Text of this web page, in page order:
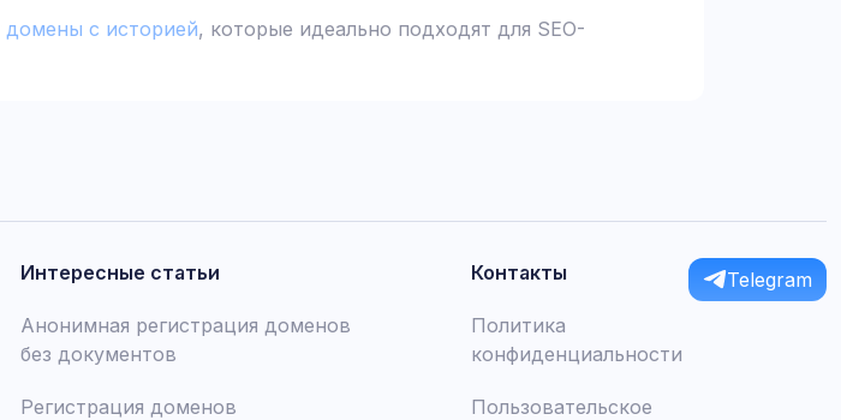
домены с историей, которые идеально подходят для SEO-
Интересные статьи
Анонимная регистрация доменов
без документов
Регистрация доменов
Контакты
Политика
конфиденциальности
Пользовательское
Telegram